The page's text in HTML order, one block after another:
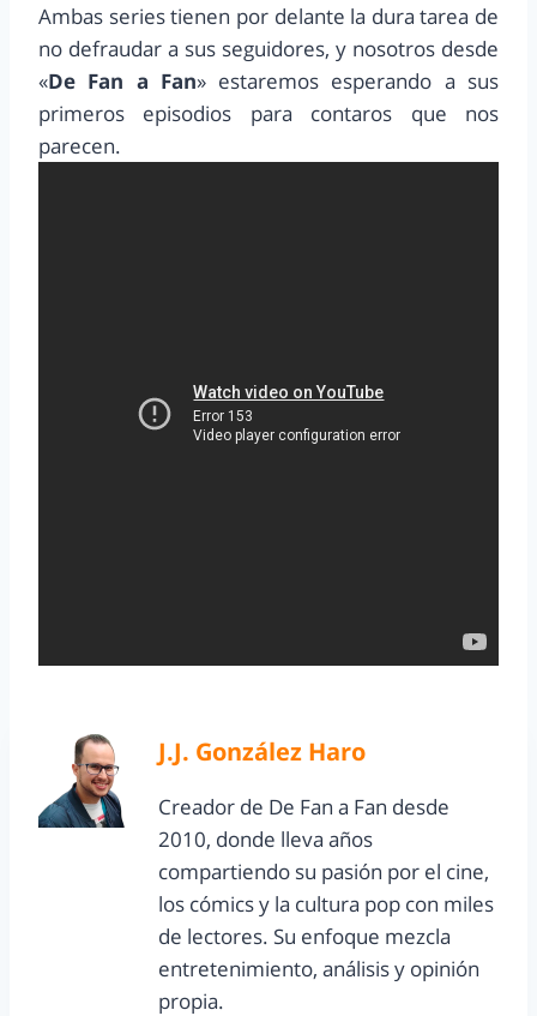
Ambas series tienen por delante la dura tarea de
no defraudar a sus seguidores, y nosotros desde
«De Fan a Fan» estaremos esperando a sus
primeros episodios para contaros que nos
parecen.
J.J. González Haro
Creador de De Fan a Fan desde
2010, donde lleva años
compartiendo su pasión por el cine,
los cómics y la cultura pop con miles
de lectores. Su enfoque mezcla
entretenimiento, análisis y opinión
propia.